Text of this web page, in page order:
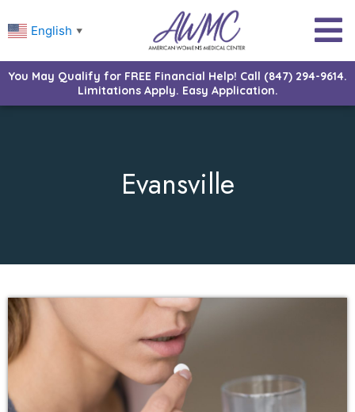
English ▼
You May Qualify for FREE Financial Help! Call (847) 294-9614.
Limitations Apply. Easy Application.
Evansville